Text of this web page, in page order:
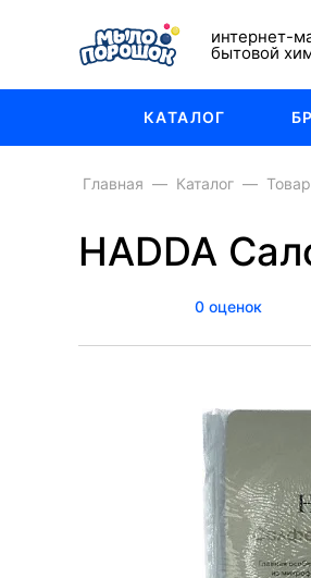
интернет-
бытовой
КАТАЛОГ
Главная Каталог
HADDA
0 оценок